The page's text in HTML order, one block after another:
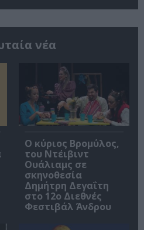
νέα
O κύριος Βρομύλος,
του Ντέιβιντ
Ουάλιαμς σε
σκηνοθεσία
Δημήτρη Δεγαΐτη
στο 12ο Διεθνές
Φεστιβάλ Άνδρου